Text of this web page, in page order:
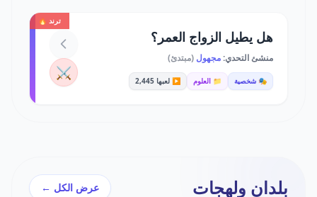
ترند 🔥
هل يطيل الزواج العمر؟
منشئ التحدي:مجهول (مبتدئ)
🎭 شخصية 📁 العلوم ▶️ لعبها 2,445 ⚔️
بلدان ولهجات عرض الكل ←